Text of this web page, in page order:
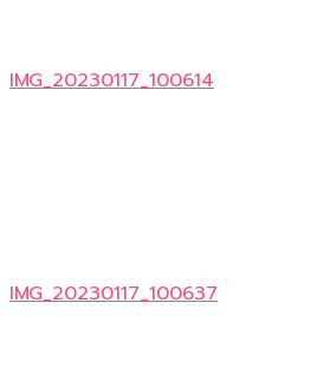
IMG_20230117_100614
IMG_20230117_100637